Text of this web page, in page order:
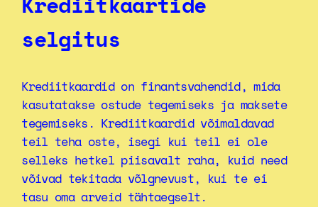
selgitus
Krediitkaardid on finantsvahendid, mida
kasutatakse ostude tegemiseks ja maksete
tegemiseks. Krediitkaardid võimaldavad
teil teha oste, isegi kui teil ei ole
selleks hetkel piisavalt raha, kuid need
võivad tekitada võlgnevust, kui te ei
tasu oma arveid tähtaegselt.